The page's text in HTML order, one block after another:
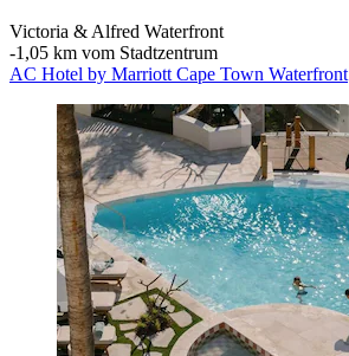
Victoria & Alfred Waterfront
‐1,05 km vom Stadtzentrum
AC Hotel by Marriott Cape Town Waterfront